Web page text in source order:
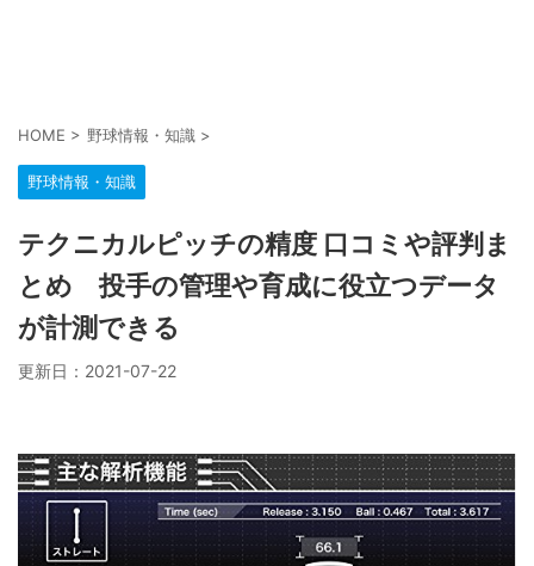
HOME > 野球情報・知識 >
野球情報・知識
テクニカルピッチの精度 口コミや評判ま
とめ 投手の管理や育成に役立つデータ
が計測できる
更新日： 2021-07-22